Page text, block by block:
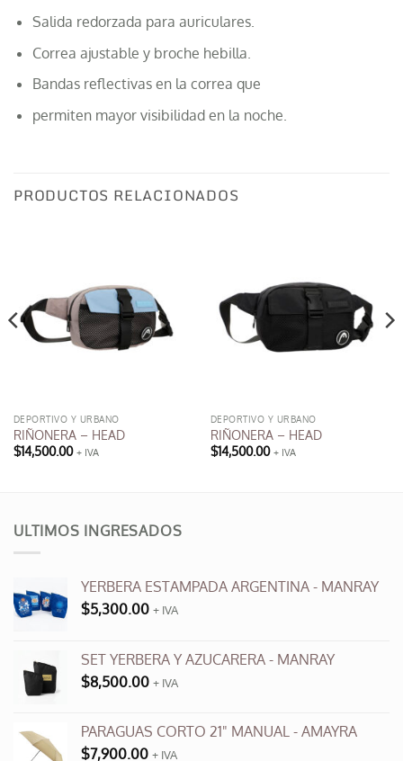
Salida redorzada para auriculares.
Correa ajustable y broche hebilla.
Bandas reflectivas en la correa que
permiten mayor visibilidad en la noche.
PRODUCTOS RELACIONADOS
DEPORTIVO Y URBANO
RIÑONERA – HEAD
$14,500.00 + IVA
DEPORTIVO Y URBANO
RIÑONERA – HEAD
$14,500.00 + IVA
ULTIMOS INGRESADOS
YERBERA ESTAMPADA ARGENTINA - MANRAY
$5,300.00 + IVA
SET YERBERA Y AZUCARERA - MANRAY
$8,500.00 + IVA
PARAGUAS CORTO 21" MANUAL - AMAYRA
$7,900.00 + IVA